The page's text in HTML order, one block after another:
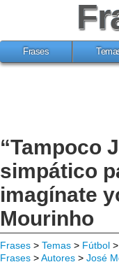
Frases
“Tampoco
simpático
imagínate
Mourinho
Frases > Temas > Fútbol
Frases >Autores > José